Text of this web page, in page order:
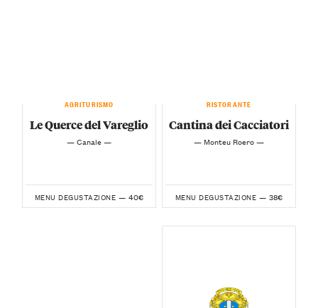
AGRITURISMO
Le Querce del Vareglio
— Canale —
MENU DEGUSTAZIONE — 40€
RISTORANTE
Cantina dei Cacciatori
— Monteu Roero —
MENU DEGUSTAZIONE — 38€